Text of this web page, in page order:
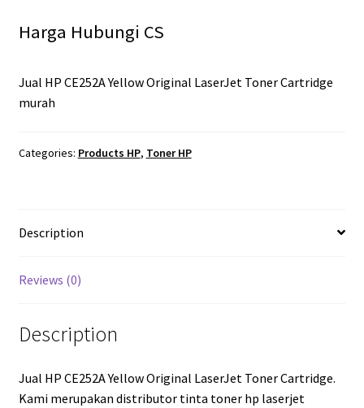
Harga Hubungi CS
Jual HP CE252A Yellow Original LaserJet Toner Cartridge
murah
Categories: Products HP, Toner HP
Description
Reviews (0)
Description
Jual HP CE252A Yellow Original LaserJet Toner Cartridge.
Kami merupakan distributor tinta toner hp laserjet